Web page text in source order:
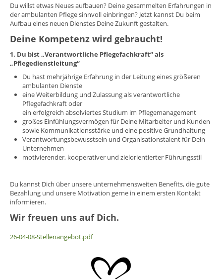
Du willst etwas Neues aufbauen? Deine gesammelten Erfahrungen in
der ambulanten Pflege sinnvoll einbringen? Jetzt kannst Du beim
Aufbau eines neuen Dienstes Deine Zukunft gestalten.
Deine Kompetenz wird gebraucht!
1. Du bist „Verantwortliche Pflegefachkraft“ als
„Pflegedienstleitung“
Du hast mehrjährige Erfahrung in der Leitung eines größeren
ambulanten Dienste
eine Weiterbildung und Zulassung als verantwortliche
Pflegefachkraft oder
ein erfolgreich absolviertes Studium im Pflegemanagement
großes Einfühlungsvermögen für Deine Mitarbeiter und Kunden
sowie Kommunikationsstärke und eine positive Grundhaltung
Verantwortungsbewusstsein und Organisationstalent für Dein
Unternehmen
motivierender, kooperativer und zielorientierter Führungsstil
Du kannst Dich über unsere unternehmensweiten Benefits, die gute
Bezahlung und unsere Motivation gerne in einem ersten Kontakt
informieren.
Wir freuen uns auf Dich.
26-04-08-Stellenangebot.pdf